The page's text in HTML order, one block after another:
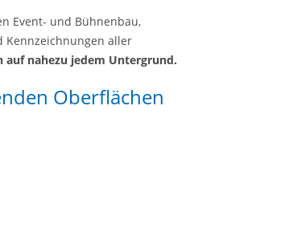
Event- und Bühnenbau,
Kennzeichnungen aller
nahezu jedem Untergrund.
Oberflächen